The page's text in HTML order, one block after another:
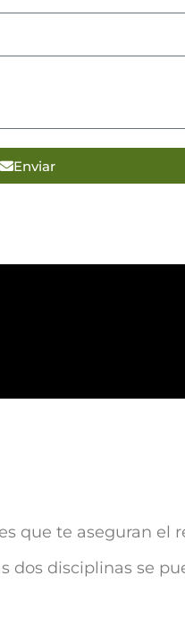
Enviar
que te aseguran el
dos disciplinas se